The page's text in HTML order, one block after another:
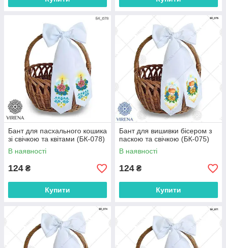
Бант для пасхального кошика
зі свічкою та квітами (БК-078)
В наявності
124 ₴
Купити
Бант для вишивки бісером з
паскою та свічкою (БК-075)
В наявності
124 ₴
Купити